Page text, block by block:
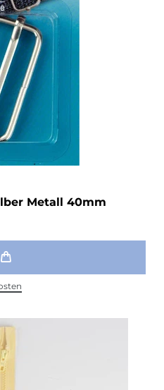
Metall 40mm